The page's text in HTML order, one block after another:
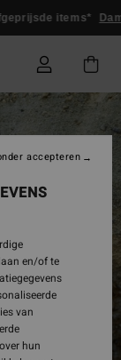
items*
en/of te
van
hun
accepteren